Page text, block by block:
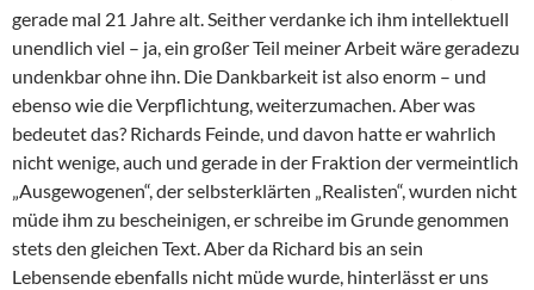
gerade mal 21 Jahre alt. Seither verdanke ich ihm intellektuell
unendlich viel – ja, ein großer Teil meiner Arbeit wäre geradezu
undenkbar ohne ihn. Die Dankbarkeit ist also enorm – und
ebenso wie die Verpflichtung, weiterzumachen. Aber was
bedeutet das? Richards Feinde, und davon hatte er wahrlich
nicht wenige, auch und gerade in der Fraktion der vermeintlich
„Ausgewogenen“, der selbsterklärten „Realisten“, wurden nicht
müde ihm zu bescheinigen, er schreibe im Grunde genommen
stets den gleichen Text. Aber da Richard bis an sein
Lebensende ebenfalls nicht müde wurde, hinterlässt er uns